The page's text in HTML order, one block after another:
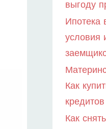
выгоду
Ипотека
условия
Как
Как